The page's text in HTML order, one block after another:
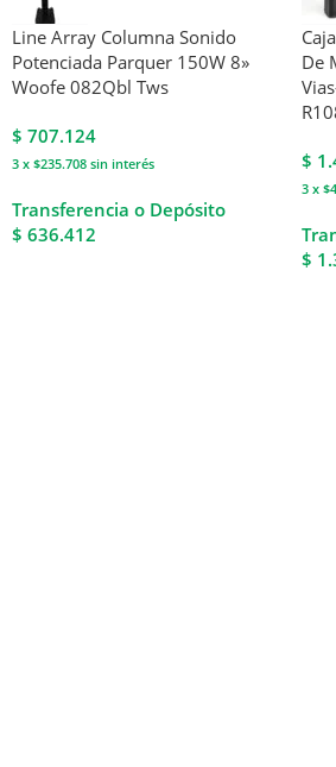
Line Array Columna Sonido
Potenciada Parquer 150W 8»
Woofe 082Qbl Tws
$ 707.124
3 x $235.708 sin interés
Transferencia o Depósito
$ 636.412
De
$
3 x
$